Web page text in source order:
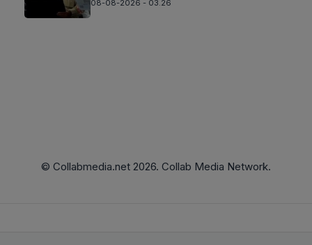
08-08-2026 - 03.26
© Collabmedia.net 2026. Collab Media Network.